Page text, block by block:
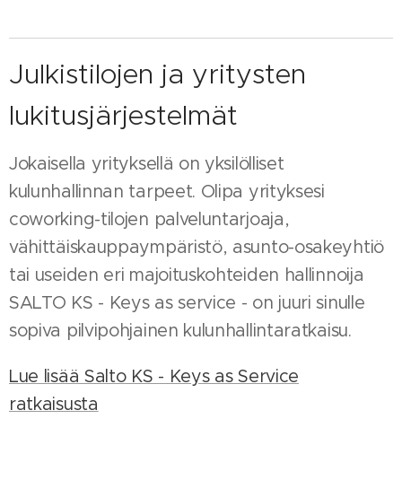
Julkistilojen ja yritysten
lukitusjärjestelmät
Jokaisella yrityksellä on yksilölliset
kulunhallinnan tarpeet. Olipa yrityksesi
coworking-tilojen palveluntarjoaja,
vähittäiskauppaympäristö, asunto-osakeyhtiö
tai useiden eri majoituskohteiden hallinnoija
SALTO KS - Keys as service - on juuri sinulle
sopiva pilvipohjainen kulunhallintaratkaisu.
Lue lisää Salto KS - Keys as Service
ratkaisusta